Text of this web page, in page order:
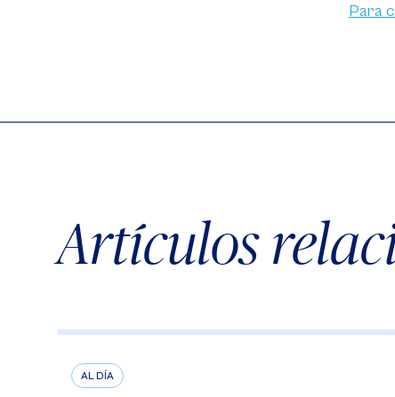
Para
Artículos
AL DÍA